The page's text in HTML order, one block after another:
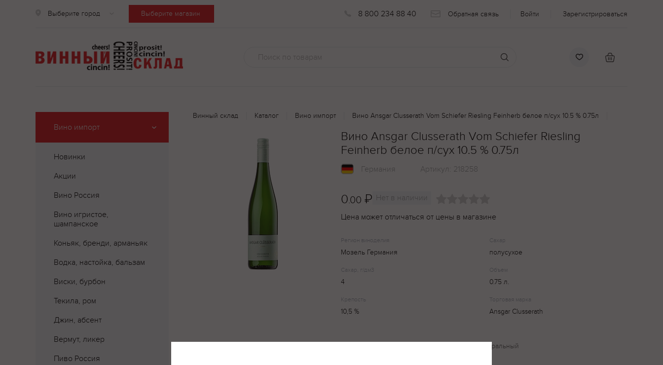
Выберите город Выберите магазин 8 800 234 88 40 Обратная связь Войти Зарегистрироваться
Вино импорт
Новинки
Акции
Вино Россия
Вино игристое,
шампанское
Коньяк, бренди, арманьяк
Водка, настойка, бальзам
Виски, бурбон
Текила, ром
Джин, абсент
Вермут, ликер
Пиво Россия
Винный склад Каталог Вино импорт Вино Ansgar Clusserath Vom Schiefer Riesling Feinherb белое п/сух 10.5 % 0.75л
Вино Ansgar Clusserath Vom Schiefer Riesling
Feinherb белое п/сух 10.5 % 0.75л
Германия Артикул: 218258
0.00 ₽ Нет в наличии
Цена может отличаться от цены в магазине
Регион виноделия
Мозель Германия
Сахар
полусухое
Сахар, г/дм3
4
Объем
0.75 л.
Крепость
10,5 %
Торговая марка
Ansgar Clusserath
Вино нежно -золотистого цвета. В букете минеральный